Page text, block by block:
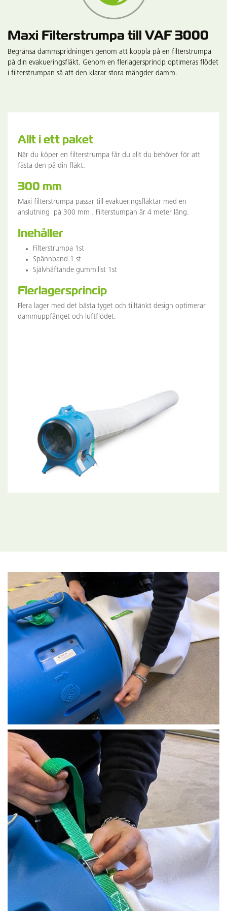
Maxi Filterstrumpa till VAF 3000
Begränsa dammspridningen genom att koppla på en filterstrumpa
på din evakueringsfläkt. Genom en flerlagersprincip optimeras flödet
i filterstrumpan så att den klarar stora mängder damm.
Allt i ett paket
När du köper en filterstrumpa får du allt du behöver för att
fästa den på din fläkt.
300 mm
Maxi filterstrumpa passar till evakueringsfläktar med en
anslutning på 300 mm . Filterstumpan är 4 meter lång.
Inehåller
Filterstrumpa 1st
Spännband 1 st
Självhäftande gummilist 1st
Flerlagersprincip
Flera lager med det bästa tyget och tilltänkt design optimerar
dammuppfånget och luftflödet.